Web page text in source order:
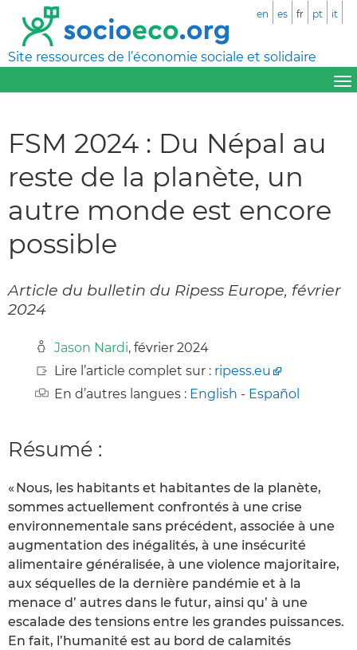
Site ressources de l’économie sociale et solidaire
en es fr pt it
FSM 2024 : Du Népal au
reste de la planète, un
autre monde est encore
possible
Article du bulletin du Ripess Europe, février
2024
Jason Nardi, février 2024
Lire l’article complet sur : ripess.eu
En d’autres langues : English - Español
Résumé :
« Nous, les habitants et habitantes de la planète,
sommes actuellement confrontés à une crise
environnementale sans précédent, associée à une
augmentation des inégalités, à une insécurité
alimentaire généralisée, à une violence majoritaire,
aux séquelles de la dernière pandémie et à la
menace d’ autres dans le futur, ainsi qu’ à une
escalade des tensions entre les grandes puissances.
En fait, l’humanité est au bord de calamités